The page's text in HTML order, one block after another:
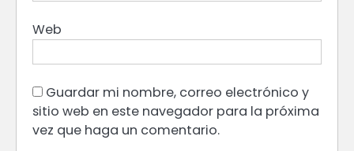
Web
Guardar mi nombre, correo electrónico y
sitio web en este navegador para la próxima
vez que haga un comentario.